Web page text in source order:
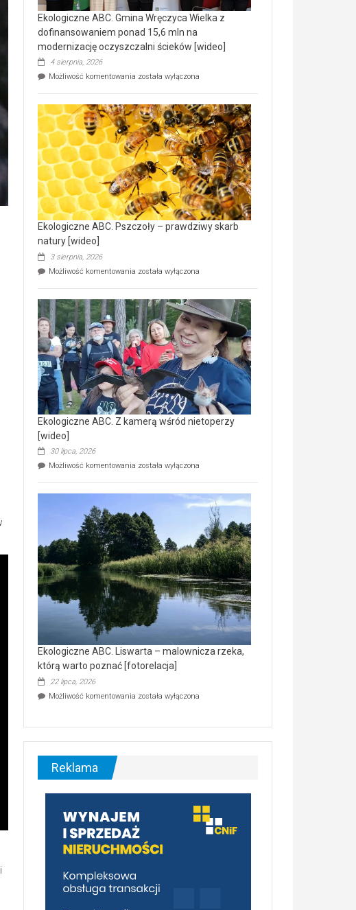
Ekologiczne ABC. Gmina Wręczyca Wielka z
dofinansowaniem ponad 15,6 mln na
modernizację oczyszczalni ścieków [wideo]
4 sierpnia, 2026
Możliwość komentowania Ekologiczne
Wręczyca
Wielka
z
dofinansowaniem
ponad
15,6
mln
na
modernizację
oczyszczalni
ścieków
[wideo]
została wyłączona
Ekologiczne ABC. Pszczoły – prawdziwy skarb
natury [wideo]
3 sierpnia, 2026
Możliwość komentowania Ekologiczne
–
prawdziwy
skarb
natury
[wideo]
została wyłączona
Ekologiczne ABC. Z kamerą wśród nietoperzy
[wideo]
30 lipca, 2026
Możliwość komentowania Ekologiczne
wśród
nietoperzy
[wideo]
została wyłączona
Ekologiczne ABC. Liswarta – malownicza rzeka,
którą warto poznać [fotorelacja]
22 lipca, 2026
Możliwość komentowania Ekologiczne
–
malownicza
[fotorelacja]
została wyłączona
Reklama